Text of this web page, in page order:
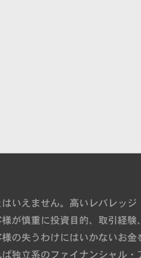
いえません。高いレバレッ
が慎重に投資目的、取引経
の失うわけにはいかないお
独立系のファイナンシャル